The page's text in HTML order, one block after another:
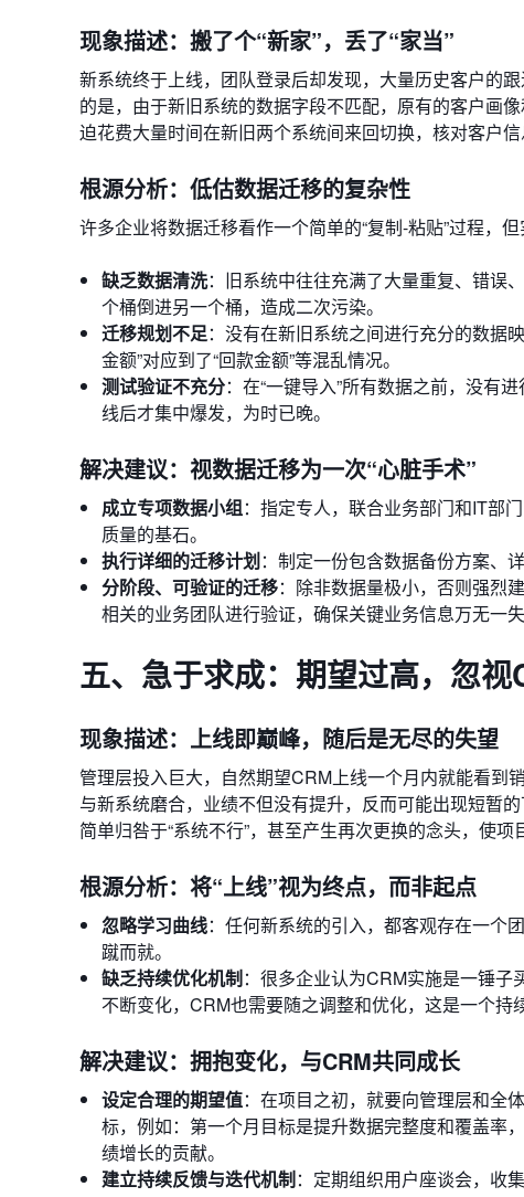
现象描述：搬了个“新家”，丢了“家当”
新系统终于上线，团队登录后却发现，大量历史客户的
的是，由于新旧系统的数据字段不匹配，原有的客户画
迫花费大量时间在新旧两个系统间来回切换，核对客户信
根源分析：低估数据迁移的复杂性
许多企业将数据迁移看作一个简单的“复制-粘贴”过程，
缺乏数据清洗：旧系统中往往充满了大量重复、错误
个桶倒进另一个桶，造成二次污染。
迁移规划不足：没有在新旧系统之间进行充分的数据
金额”对应到了“回款金额”等混乱情况。
测试验证不充分：在“一键导入”所有数据之前，没有
线后才集中爆发，为时已晚。
解决建议：视数据迁移为一次“心脏手术”
成立专项数据小组：指定专人，联合业务部门和IT部
质量的基石。
执行详细的迁移计划：制定一份包含数据备份方案、
分阶段、可验证的迁移：除非数据量极小，否则强烈
相关的业务团队进行验证，确保关键业务信息万无一失
五、急于求成：期望过高，忽
现象描述：上线即巅峰，随后是无尽的失望
管理层投入巨大，自然期望CRM上线一个月内就能看到
与新系统磨合，业绩不但没有提升，反而可能出现短暂
简单归咎于“系统不行”，甚至产生再次更换的念头，使项
根源分析：将“上线”视为终点，而非起点
忽略学习曲线：任何新系统的引入，都客观存在一个
蹴而就。
缺乏持续优化机制：很多企业认为CRM实施是一锤
不断变化，CRM也需要随之调整和优化，这是一个持
解决建议：拥抱变化，与CRM共同成长
设定合理的期望值：在项目之初，就要向管理层和全
标，例如：第一个月目标是提升数据完整度和覆盖率
绩增长的贡献。
建立持续反馈与迭代机制：定期组织用户座谈会，收